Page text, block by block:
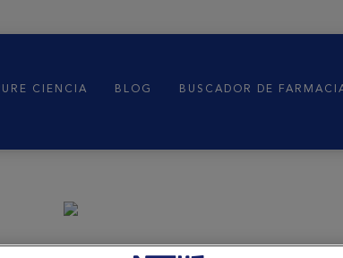
CIENCIA BLOG BUSCADOR DE